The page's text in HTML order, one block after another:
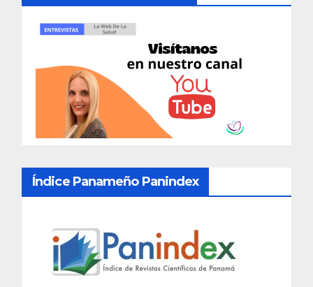
Índice Panameño Panindex